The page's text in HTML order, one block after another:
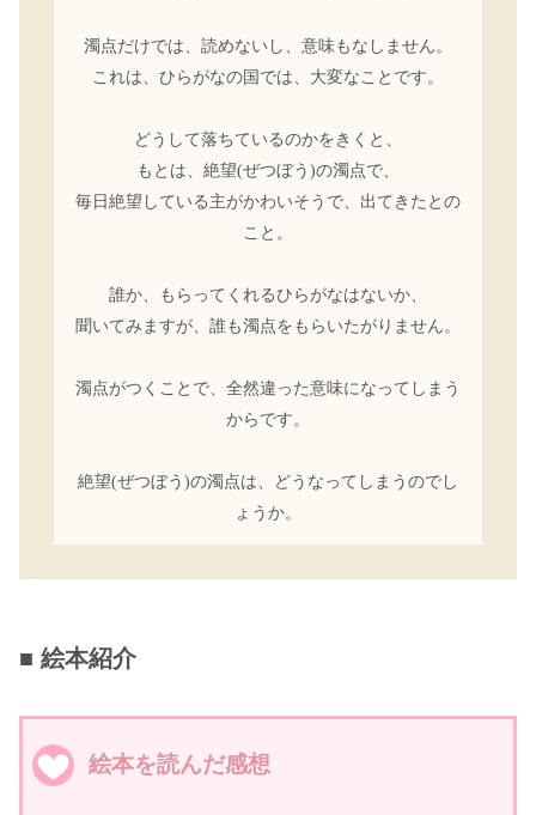
濁点だけでは、読めないし、意味もなしません。
これは、ひらがなの国では、大変なことです。
どうして落ちているのかをきくと、
もとは、絶望(ぜつぼう)の濁点で、
毎日絶望している主がかわいそうで、出てきたとの
こと。
誰か、もらってくれるひらがなはないか、
聞いてみますが、誰も濁点をもらいたがりません。
濁点がつくことで、全然違った意味になってしまう
からです。
絶望(ぜつぼう)の濁点は、どうなってしまうのでし
ょうか。
■ 絵本紹介
絵本を読んだ感想